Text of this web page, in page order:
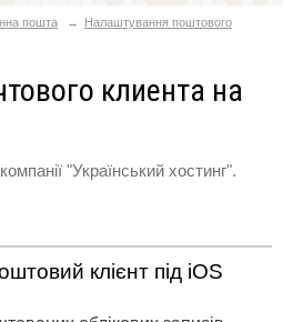
пошта
Налаштування поштового
клиента на
"Український хостинг".
клієнт під iOS